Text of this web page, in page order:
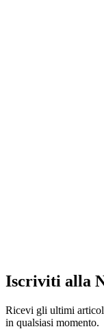
Iscriviti alla
Ricevi gli ultimi
in qualsiasi momento.